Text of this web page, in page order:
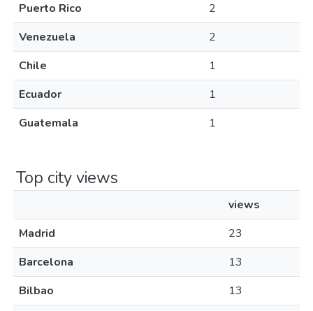
Puerto Rico
2
Venezuela
2
Chile
1
Ecuador
1
Guatemala
1
Top city views
views
Madrid
23
Barcelona
13
Bilbao
13